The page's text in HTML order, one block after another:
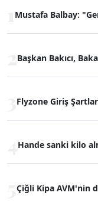
Mustafa Balbay:
Başkan Bakıcı,
Flyzone Giriş
Hande sanki kilo
Çiğli Kipa AVM'nin